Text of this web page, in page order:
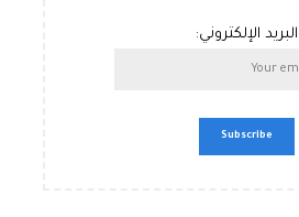
البريد الإلكتروني: